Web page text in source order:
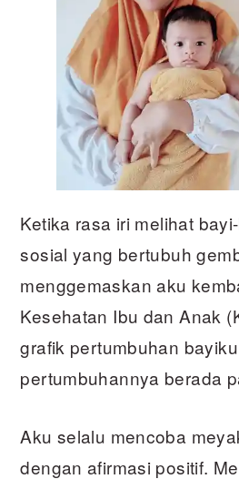
Ketika rasa iri melihat
sosial yang bertubuh
menggemaskan aku
Kesehatan Ibu dan Anak
grafik pertumbuhan
pertumbuhannya berada
Aku selalu mencoba
dengan afirmasi positif.